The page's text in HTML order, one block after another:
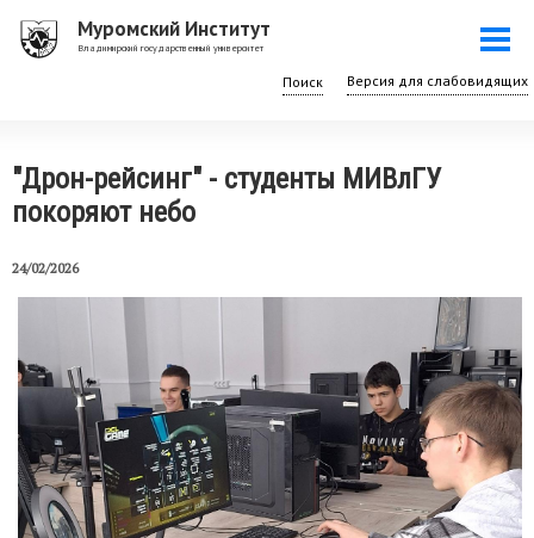
Перейти
Муромский Институт
Владимирский государственный университет
Поиск
"Дрон-рейсинг" - студенты МИВлГУ
покоряют небо
24/02/2026